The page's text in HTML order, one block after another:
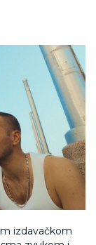
izdavačkom